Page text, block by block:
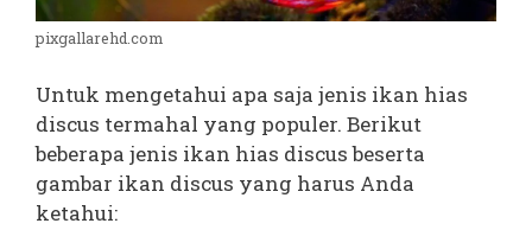
pixgallarehd.com
Untuk mengetahui apa saja jenis ikan hias
discus termahal yang populer. Berikut
beberapa jenis ikan hias discus beserta
gambar ikan discus yang harus Anda
ketahui: